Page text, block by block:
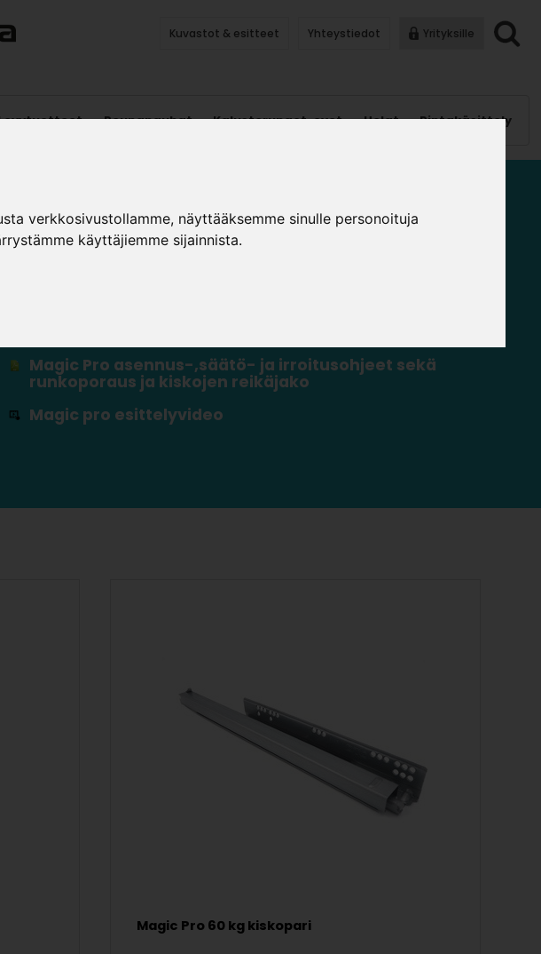
verkkosivustollamme, näyttääksemme sinulle personoituja
käyttäjiemme sijainnista.
Kuvastot & esitteet Yhteystiedot Yrityksille
Reunanauhat Kalusterungot, ovet Helat Pintakäsittely
DTC MAGIC PRO OHUTSEINÄLAATIKOT
Magic Pro asennus-,säätö- ja irroitusohjeet sekä
runkoporaus ja kiskojen reikäjako
Magic pro esittelyvideo
Magic Pro 60 kg kiskopari